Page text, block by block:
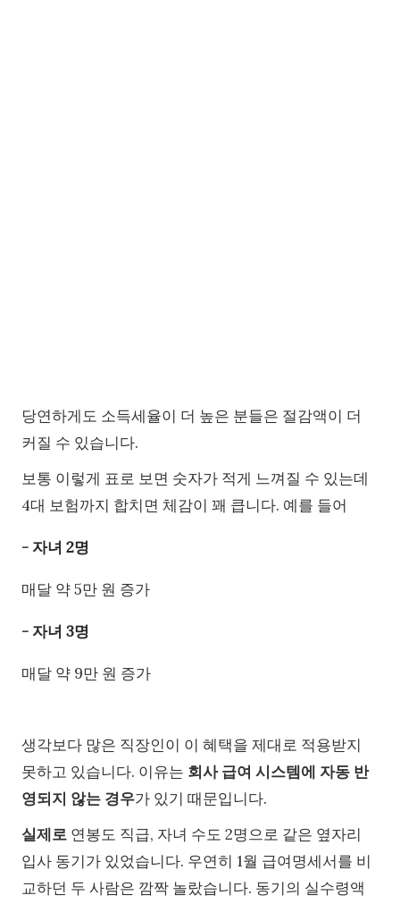
당연하게도 소득세율이 더 높은 분들은 절감액이 더
커질 수 있습니다.
보통 이렇게 표로 보면 숫자가 적게 느껴질 수 있는데
4대 보험까지 합치면 체감이 꽤 큽니다. 예를 들어
- 자녀 2명
매달 약 5만 원 증가
- 자녀 3명
매달 약 9만 원 증가
생각보다 많은 직장인이 이 혜택을 제대로 적용받지
못하고 있습니다. 이유는 회사 급여 시스템에 자동 반
영되지 않는 경우가 있기 때문입니다.
실제로 연봉도 직급, 자녀 수도 2명으로 같은 옆자리
입사 동기가 있었습니다. 우연히 1월 급여명세서를 비
교하던 두 사람은 깜짝 놀랐습니다. 동기의 실수령액